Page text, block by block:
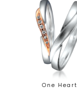
One Heart